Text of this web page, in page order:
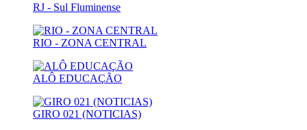
RJ - Sul Fluminense
RIO - ZONA CENTRAL
ALÔ EDUCAÇÃO
GIRO 021 (NOTICIAS)